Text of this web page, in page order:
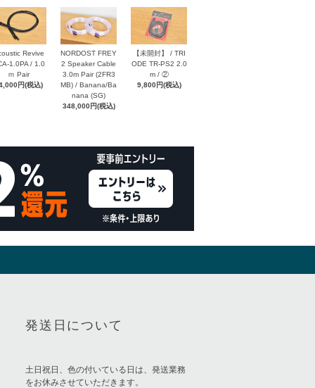
Revive
1.0PA / 1.0
ｍ Pair
円(税込)
NORDOST FREY
2 Speaker Cable
3.0m Pair (2FR3
MB) / Banana/Ba
nana (SG)
348,000円(税込)
【未開封】 / TRI
ODE TR-PS2 2.0
m / ②
9,800円(税込)
発送日について
土日祝日、色の付いている日は、発送業務
をお休みさせていただきます。